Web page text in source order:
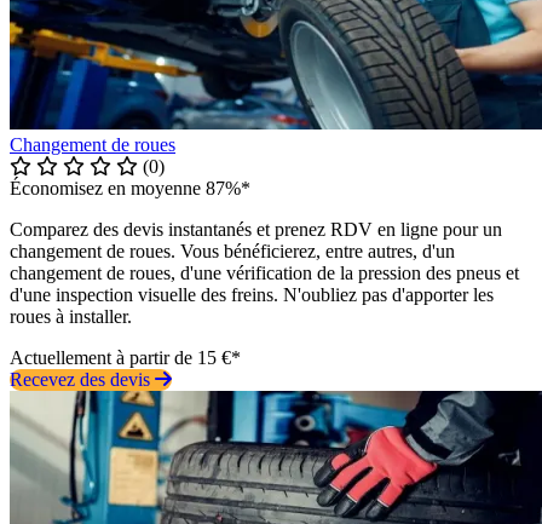
Changement de roues
(0)
Économisez en moyenne 87%*
Comparez des devis instantanés et prenez RDV en ligne pour un
changement de roues. Vous bénéficierez, entre autres, d'un
changement de roues, d'une vérification de la pression des pneus et
d'une inspection visuelle des freins. N'oubliez pas d'apporter les
roues à installer.
Actuellement à partir de 15 €*
Recevez des devis